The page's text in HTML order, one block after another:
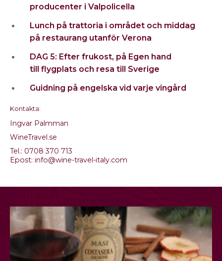
producenter i Valpolicella
Lunch på trattoria i området och middag
på restaurang utanför Verona
DAG 5: Efter frukost, på Egen hand
till flygplats och resa till Sverige
Guidning på engelska vid varje vingård
Kontakta:
Ingvar Palmman
WineTravel.se
Tel.: 0708 370 713
Epost: info@wine-travel-italy.com